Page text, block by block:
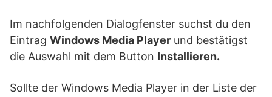
Im nachfolgenden Dialogfenster suchst du den
Eintrag Windows Media Player und bestätigst
die Auswahl mit dem Button Installieren.
Sollte der Windows Media Player in der Liste der